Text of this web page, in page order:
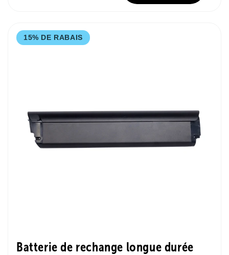
15% DE RABAIS
Batterie de rechange longue durée